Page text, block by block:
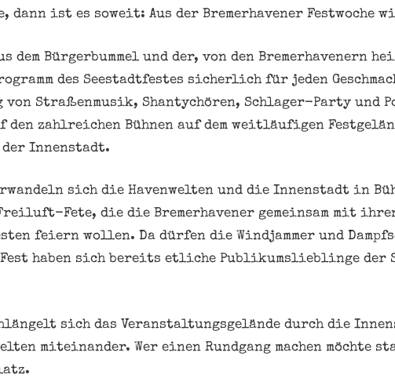
dann ist es soweit: Aus der Bremerhavener Festwoche
dem Bürgerbummel und der, von den Bremerhavenern
des Seestadtfestes sicherlich für jeden
von Straßenmusik, Shantychören, Schlager-Party und
den zahlreichen Bühnen auf dem weitläufigen
der Innenstadt.
sich die Havenwelten und die Innenstadt in
Fete, die die Bremerhavener gemeinsam mit ihren
feiern wollen. Da dürfen die Windjammer und
haben sich bereits etliche Publikumslieblinge der
sich das Veranstaltungsgelände durch die
miteinander. Wer einen Rundgang machen möchte